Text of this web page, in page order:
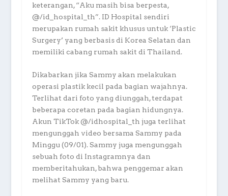
keterangan, “Aku masih bisa berpesta,
@/id_hospital_th”. ID Hospital sendiri
merupakan rumah sakit khusus untuk ‘Plastic
Surgery’ yang berbasis di Korea Selatan dan
memiliki cabang rumah sakit di Thailand.
Dikabarkan jika Sammy akan melakukan
operasi plastik kecil pada bagian wajahnya.
Terlihat dari foto yang diunggah, terdapat
beberapa coretan pada bagian hidungnya.
Akun TikTok @/idhospital_th juga terlihat
mengunggah video bersama Sammy pada
Minggu (09/01). Sammy juga mengunggah
sebuah foto di Instagramnya dan
memberitahukan, bahwa penggemar akan
melihat Sammy yang baru.